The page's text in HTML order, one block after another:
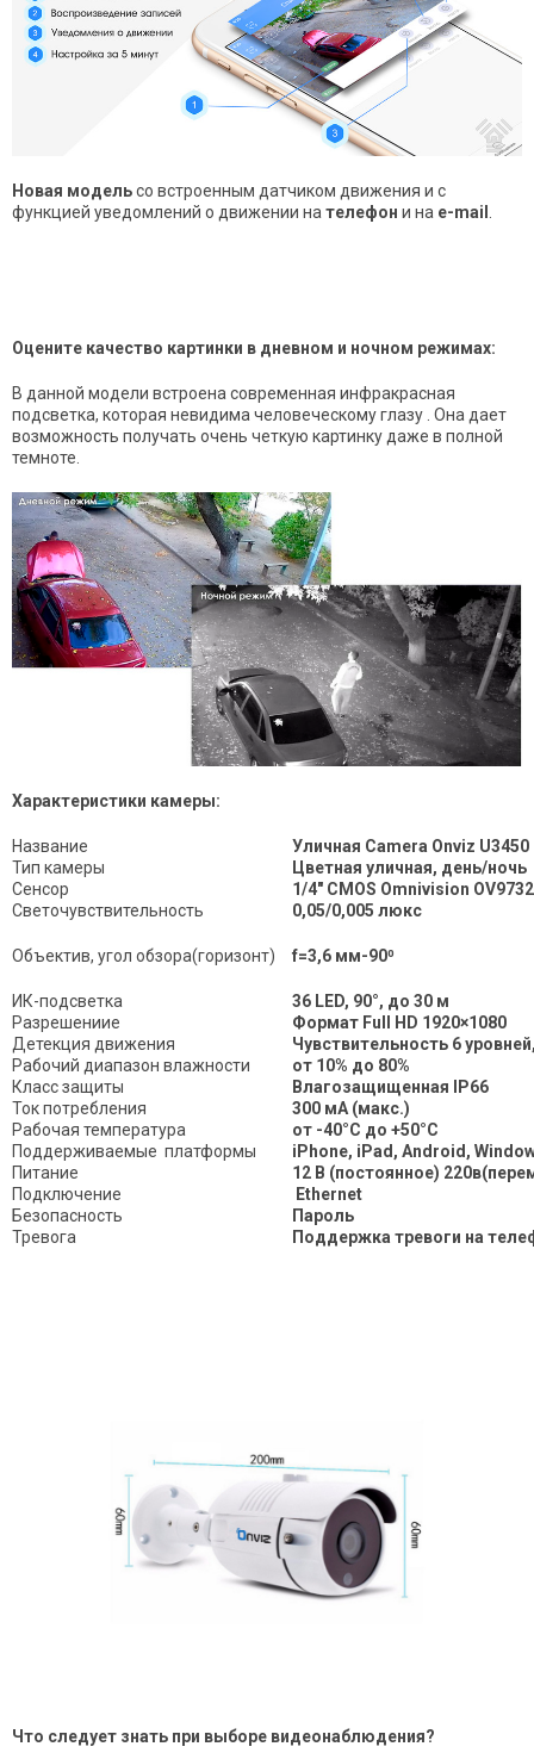
Новая модельсо встроенным датчиком движения и с
функцией уведомлений о движении нателефон и на e-mail .
Оцените качество картинки в дневном и ночном режимах:
В данной модели встроена современная инфракрасная
подсветка, которая невидима человеческому глазу . Она дает
возможность получать очень четкую картинку даже в полной
темноте.
Характеристики камеры:
Название
Уличная Camera Onviz U3450
Тип камеры
Цветная уличная, день/ночь
Сенсор
1/4" CMOS Omnivision
Светочувствительность
0,05/0,005 люкс
Объектив, угол обзора(горизонт) f=3,6 мм-90⁰
ИК-подсветка
36 LED, 90°, до 30 м
Разрешениие
Формат Full HD 1920×1080
Детекция движения
Чувствительность 6
Рабочий диапазон влажности
от 10% до 80%
Класс защиты
Влагозащищенная IP66
Ток потребления
300 мA (макс.)
Рабочая температура
от -40°С до +50°С
Поддерживаемые платформы
iPhone, iPad, Android,
Питание
12 В (постоянное)
Подключение
Ethernet
Безопасность
Пароль
Тревога
Поддержка тревоги на
Что следует знать при выборе видеонаблюдения?